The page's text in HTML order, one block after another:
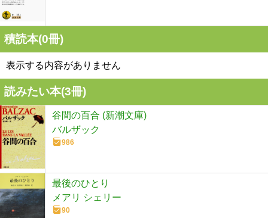
積読本(0冊)
表示する内容がありません
読みたい本(3冊)
谷間の百合 (新潮文庫)
バルザック
986
最後のひとり
メアリ シェリー
90